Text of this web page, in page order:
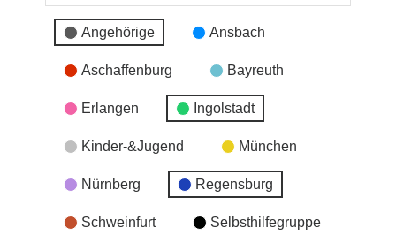
Veranstaltungskategorien
Angehörige Ansbach
Aschaffenburg Bayreuth
Erlangen Ingolstadt
Kinder-&Jugend München
Nürnberg Regensburg
Schweinfurt Selbsthilfegruppe